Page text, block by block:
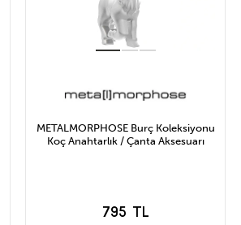
METALMORPHOSE Burç Koleksiyonu
Koç Anahtarlık / Çanta Aksesuarı
795 TL